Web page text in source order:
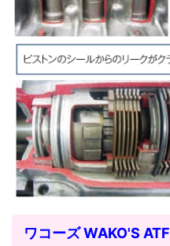
ワコーズ WAKO'S ATF